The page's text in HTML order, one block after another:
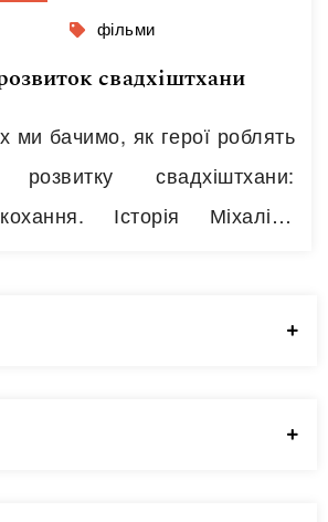
фільми
свадхіштхани
ми бачимо, як герої роблять
свадхіштхани:
Історія Міхаліни
Жінка | Professor Marston